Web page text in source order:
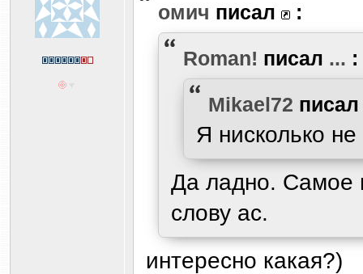
омич писал :
Roman! писал ... :
Mikael72
Я нисколько
Да ладно. Самое
слову ас.
интересно какая?)